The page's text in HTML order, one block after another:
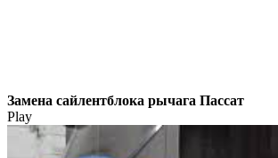
Замена сайлентблока рычага Пассат
Play